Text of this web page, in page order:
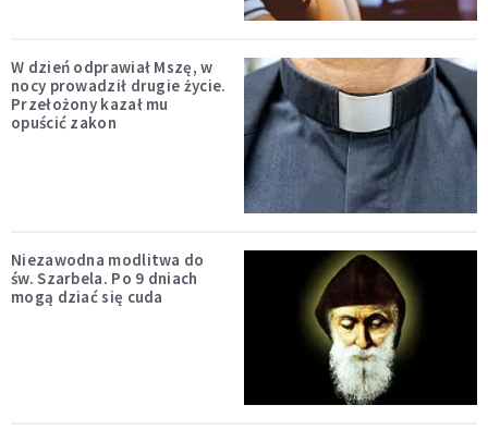
W dzień odprawiał Mszę, w
nocy prowadził drugie życie.
Przełożony kazał mu
opuścić zakon
Niezawodna modlitwa do
św. Szarbela. Po 9 dniach
mogą dziać się cuda